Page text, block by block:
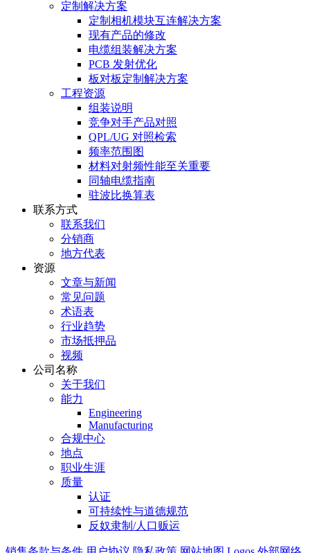
定制解决方案
定制相机模块互连解决方案
现有产品的修改
电缆组装解决方案
PCB 发射优化
板对板定制解决方案
工程资源
组装说明
竞争对手产品对照
QPL/UG 对照检索
频率范围图
材料对射频性能至关重要
同轴电缆指南
驻波比换算表
联系方式
联系我们
分销商
地方代表
资源
文章与新闻
常见问题
术语表
行业趋势
市场抵押品
视频
公司名称
关于我们
能力
Engineering
Manufacturing
合规中心
地点
职业生涯
质量
认证
可持续性与道德规范
反奴隶制/人口贩运